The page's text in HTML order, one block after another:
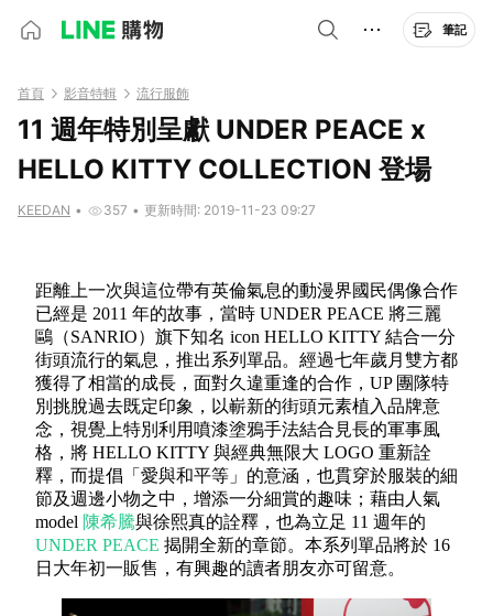
筆記
首頁 影音特輯 流行服飾
11 週年特別呈獻 UNDER PEACE x
HELLO KITTY COLLECTION 登場
KEEDAN • 357 • 更新時間: 2019-11-23 09:27
距離上一次與這位帶有英倫氣息的動漫界國民偶像合作
已經是 2011 年的故事，當時 UNDER PEACE 將三麗
鷗（SANRIO）旗下知名 icon HELLO KITTY 結合一分
街頭流行的氣息，推出系列單品。經過七年歲月雙方都
獲得了相當的成長，面對久違重逢的合作，UP 團隊特
別挑脫過去既定印象，以嶄新的街頭元素植入品牌意
念，視覺上特別利用噴漆塗鴉手法結合見長的軍事風
格，將 HELLO KITTY 與經典無限大 LOGO 重新詮
釋，而提倡「愛與和平等」的意涵，也貫穿於服裝的細
節及週邊小物之中，增添一分細賞的趣味；藉由人氣
model 陳希騰與徐熙真的詮釋，也為立足 11 週年的
UNDER PEACE 揭開全新的章節。本系列單品將於 16
日大年初一販售，有興趣的讀者朋友亦可留意。